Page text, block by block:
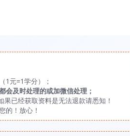
1元=1学分）；
会及时处理的或加微信处理；
已经获取资料是无法退款请悉知！
的！放心！